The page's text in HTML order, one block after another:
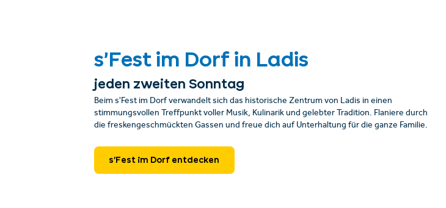
s’Fest im Dorf in Ladis
jeden zweiten Sonntag
Beim s'Fest im Dorf verwandelt sich das historische Zentrum von Ladis in einen
stimmungsvollen Treffpunkt voller Musik, Kulinarik und gelebter Tradition. Flaniere durch
die freskengeschmückten Gassen und freue dich auf Unterhaltung für die ganze Familie.
s’Fest im Dorf entdecken